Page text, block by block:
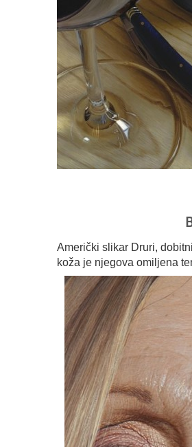
Američki slikar Druri,
koža je njegova omiljena